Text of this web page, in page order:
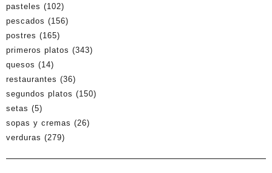
pasteles (102)
pescados (156)
postres (165)
primeros platos (343)
quesos (14)
restaurantes (36)
segundos platos (150)
setas (5)
sopas y cremas (26)
verduras (279)